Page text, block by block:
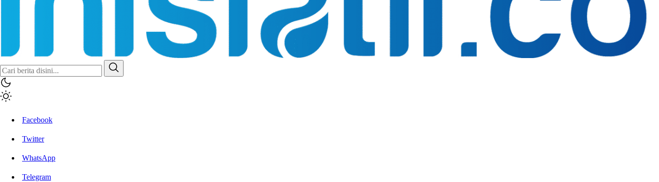
Facebook
Twitter
WhatsApp
Telegram